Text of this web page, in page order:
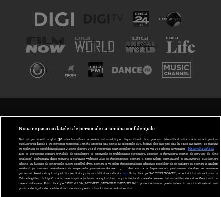
ABONARE DIGI TV
GESTIONAȚI PREFERINȚELE
CODUL DIGI24
CAMERE WEB
Nouă ne pasă ca datele tale personale să rămână confidențiale
Noi și partenerii noștri 30stocăm și/sau accesăm informații pe dispozitivul dvs., precum identificatorii cookie unici pentru
prelucrarea datelor cu caracter personal. Puteți accepta sau gestiona alegerile dvs. făcând clic mai jos sau în orice moment, pe pagina
cu politica de confidențialitate. Aceste alegeri vor fi raportate partenerilor noștri și nu vă vor afecta navigarea.
Mai multe detalii
Noi si partenerii nostri (retelele de socializare si agentiile de publicitate partenere, precum si furnizorii nostri de servicii de date
analitice) prelucram date pentru a permite website-ului sa functioneze, pentru a personaliza continutul si anunturile publicitare
afisate in functie de interesele si/sau profilul dvs., pentru a va oferi functionalitati aferente retelelor de socializare si pentru a analiza
traficul pe website. Beneficiati de drepturile prevazute de art. 15-22 din GDPR in legatura cu prelucrarea datelor cu caracter
personal. Aceste drepturi pot fi exercitate prin modalitatea indicata aici. Prin click pe “ACCEPT TOATE”, acceptati folosirea tuturor
Tehnologiilor de tip Cookie, care implica inclusiv acceptul dvs. cu privire la stocarea/accesarea informatiilor de catre Vendor-ii cu
care colaboram. Prin click pe “VREAU SA MODIFIC SETARILE INDIVIDUAL” puteti schimba preferintele in mod individual, mai
putin cele legate de cookie strict necesare pentru functionarea website-ului.